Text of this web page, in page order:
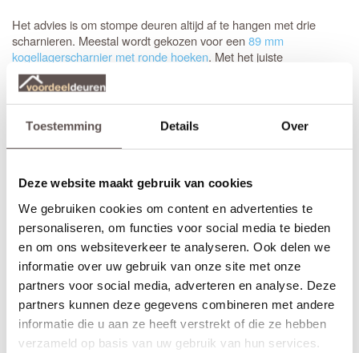
Toestemming Details Over
Deze website maakt gebruik van cookies
We gebruiken cookies om content en advertenties te
personaliseren, om functies voor social media te bieden
en om ons websiteverkeer te analyseren. Ook delen we
informatie over uw gebruik van onze site met onze
partners voor social media, adverteren en analyse. Deze
partners kunnen deze gegevens combineren met andere
informatie die u aan ze heeft verstrekt of die ze hebben
verzameld op basis van uw gebruik van hun services.
Het advies is om stompe deuren altijd af te hangen met drie
scharnieren. Meestal wordt gekozen voor een89 mm
kogellagerscharnier met ronde hoeken. Met het juiste
gereedschap, zoals een freesmal, worden deze uitsparingen snel
en vakkundig ingefreesd voor een strak resultaat.
Het is aan te raden om te kiezen voor een
tochtvaldorpeltussen
de hal en de woonkamer, zeker als de voordeur niet volledig
tochtvrij sluit. Voor slaapkamers is een valdorpel handig om geluid
gesloten deur vermindert; dit is de afweging bij de keuze voor een
tochtvaldorpel.
Inkorten of op maat bestellen?
Sluiten de standaardmaten net niet aan? Geen probleem.
Stompe Austria Balance deuren zijn aan alle vier de zijden tot 10
mm in te korten. Bij eenopdekdeuris inkorten vanwege de
opdekranden alleen mogelijk aan de onderzijde.
Voor een zorgeloze installatie is het aan te raden gebruik te